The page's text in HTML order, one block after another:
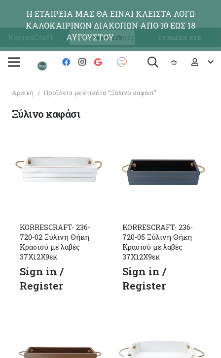
KorresCraft ΕΓΓΡΑΦΗ Β2Β ΣΥΝΔΕΣΗ Β2Β
Αρχική / Προϊόντα με ετικέτα “Ξύλινο καφάσι”
Ξύλινο καφάσι
KORRESCRAFT- 236-
720-02 Ξύλινη Θήκη
Κρασιού με λαβές
37Χ12Χ9εκ
Sign in /
Register
KORRESCRAFT- 236-
720-05 Ξύλινη Θήκη
Κρασιού με λαβές
37Χ12Χ9εκ
Sign in /
Register
Η ΕΤΑΙΡΕΙΑ ΜΑΣ ΘΑ ΕΙΝΑΙ ΚΛΕΙΣΤΑ ΛΟΓΩ
ΚΑΛΟΚΑΙΡΙΝΩΝ ΔΙΑΚΟΠΩΝ ΑΠΟ 10 ΕΩΣ 18
ΑΥΓΟΥΣΤΟΥΑπόρριψη